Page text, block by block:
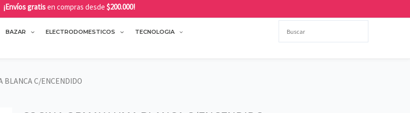
¡Envíos gratisen compras desde $200.000!
BAZAR ELECTRODOMESTICOS TECNOLOGIA
BLANCA C/ENCENDIDO